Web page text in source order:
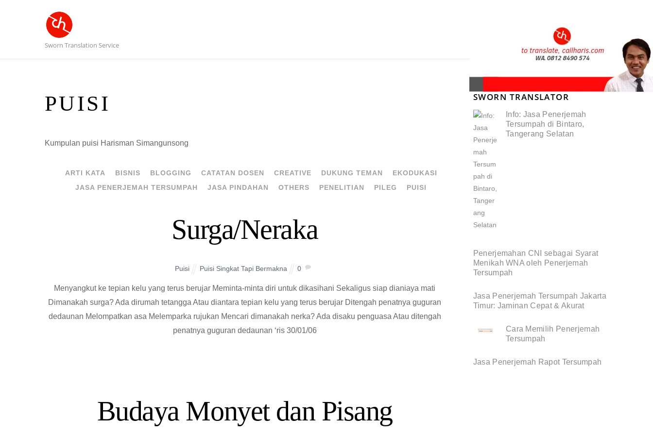
Sworn Translation Service
PUISI
Kumpulan puisi Harisman Simangunsong
ARTI KATA BISNIS BLOGGING CATATAN DOSEN CREATIVE DUKUNG TEMAN
EKODUKASI
JASA PENERJEMAH TERSUMPAH
JASA PINDAHAN OTHERS PENELITIAN PILEG PUISI
Surga/Neraka
Puisi Puisi Singkat Tapi Bermakna 0
Menyangkut ke tepian kelu yang terus berujar Meminta-minta diri untuk dikasihani Sekaligus siap dianiaya mati
Dimanakah surga? Ada dirumah tetangga Atau diantara tepian kelu yang terus berujar Ditengah penatnya guguran
dedaunan Melompatkan asa Melemparka rujukan Mencari dimanakah nerka? Ada disaku penguasa Atau ditengah
penatnya guguran dedaunan ‘ris 30/01/06
Budaya Monyet dan Pisang
SWORN TRANSLATOR
Info: Jasa Penerjemah
Tersumpah di Bintaro,
Tangerang Selatan
Penerjemahan CNI sebagai Syarat
Menikah WNA oleh Penerjemah
Tersumpah
Jasa Penerjemah Tersumpah Jakarta
Timur: Jaminan Cepat & Akurat
Cara Memilih Penerjemah
Tersumpah
Jasa Penerjemah Rapot Tersumpah